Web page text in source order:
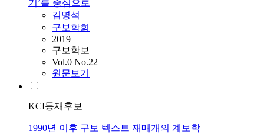
기’를 중심으로
김명석
구보학회
2019
구보학보
Vol.0 No.22
원문보기
KCI등재후보
1990년 이후 구보 텍스트 재매개의 계보학